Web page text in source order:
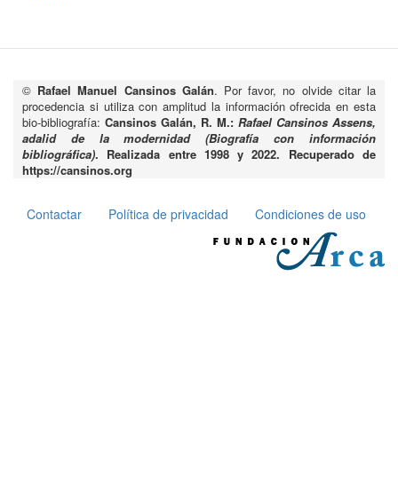
© Rafael Manuel Cansinos Galán. Por favor, no olvide citar la
procedencia si utiliza con amplitud la información ofrecida en esta
bio-bibliografía: Cansinos Galán, R. M.: Rafael Cansinos Assens,
adalid de la modernidad (Biografía con información
bibliográfica). Realizada entre 1998 y 2022. Recuperado de
https://cansinos.org
Pie
Contactar Política de privacidad Condiciones de uso